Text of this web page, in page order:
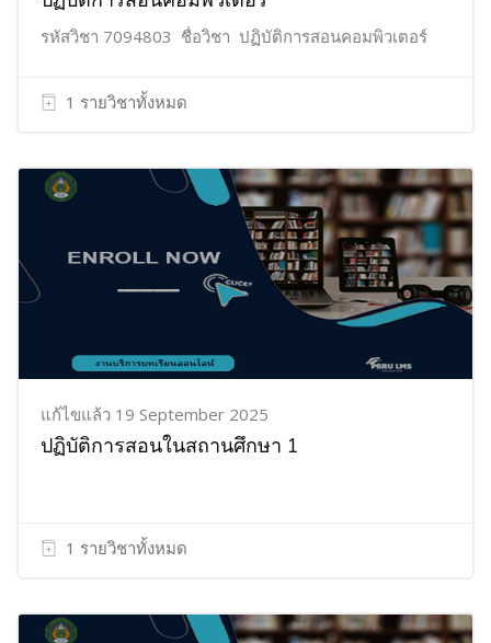
รหัสวิชา 7094803 ชื่อวิชา ปฏิบัติการสอนคอมพิวเตอร์
1 รายวิชาทั้งหมด
แก้ไขแล้ว 19 September 2025
ปฏิบัติการสอนในสถานศึกษา 1
1 รายวิชาทั้งหมด